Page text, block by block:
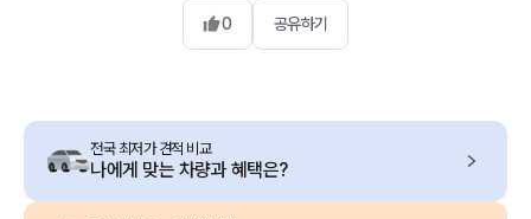
0 공유하기
전국 최저가 견적 비교
나에게 맞는 차량과 혜택은?